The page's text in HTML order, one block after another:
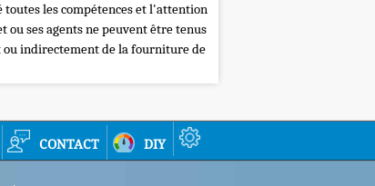
toutes les compétences et l'attention
ou ses agents ne peuvent être tenus
indirectement de la fourniture de
contact diy